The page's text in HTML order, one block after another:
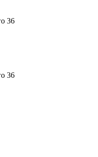
36
36